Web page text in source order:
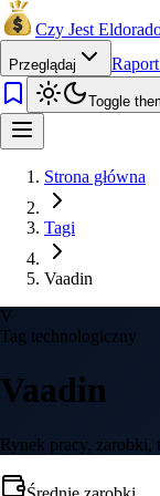
Czy Jest
Przeglądaj
Toggle
Strona główna
Tagi
Vaadin
V
Tag technologiczny
Vaadin
Rynek pracy, zarobki,